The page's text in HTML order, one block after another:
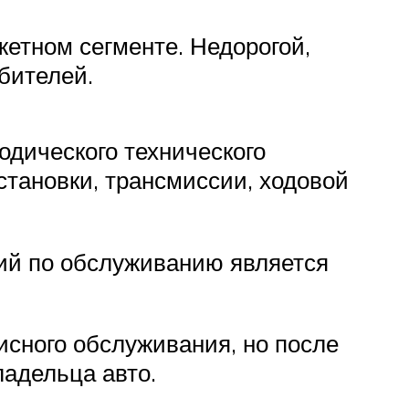
сегменте. Недорогой,
технического
трансмиссии, ходовой
по обслуживанию является
обслуживания, но после
авто.